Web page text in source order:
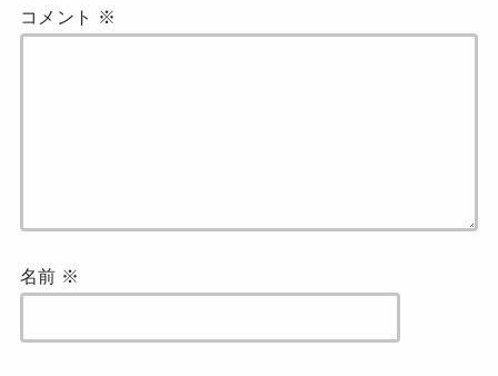
コメント ※
名前 ※